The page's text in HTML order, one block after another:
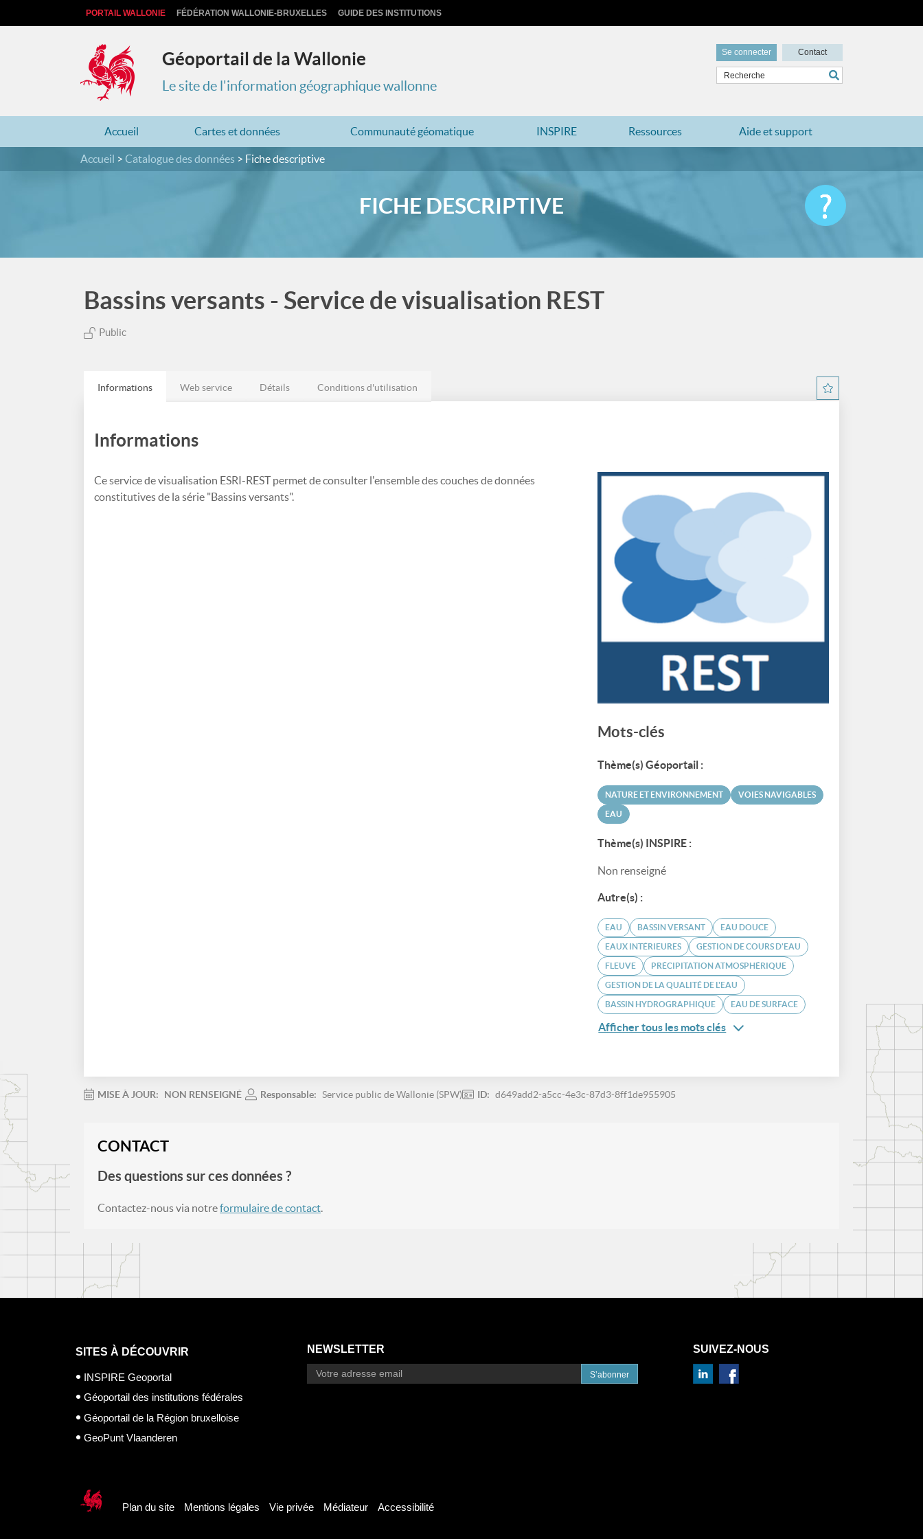
PORTAIL WALLONIE FÉDÉRATION WALLONIE-BRUXELLES GUIDE DES INSTITUTIONS
Géoportail de la Wallonie
Le site de l'information géographique wallonne
Se connecter Contact
Accueil Cartes et données Communauté géomatique INSPIRE Ressources Aide et support
Accueil Catalogue des données Fiche descriptive
FICHE DESCRIPTIVE
Bassins versants - Service de visualisation REST
Public
Informations Web service Détails Conditions d'utilisation
Informations
Ce service de visualisation ESRI-REST permet de consulter l'ensemble des couches de données
constitutives de la série "Bassins versants".
Mots-clés
Thème(s) Géoportail :
NATURE ET ENVIRONNEMENT VOIES NAVIGABLES
EAU
Thème(s) INSPIRE :
Non renseigné
Autre(s) :
EAU BASSIN VERSANT EAU DOUCE
EAUX INTÉRIEURES GESTION DE COURS D'EAU
FLEUVE PRÉCIPITATION ATMOSPHÉRIQUE
GESTION DE LA QUALITÉ DE L'EAU
BASSIN HYDROGRAPHIQUE EAU DE SURFACE
Afficher tous les mots clés
MISE À JOUR: NON RENSEIGNÉ Responsable: Service public de Wallonie (SPW) ID: d649add2-a5cc-4e3c-87d3-8ff1de955905
CONTACT
Des questions sur ces données ?
Contactez-nous via notreformulaire de contact.
SITES À DÉCOUVRIR
INSPIRE Geoportal
Géoportail des institutions fédérales
Géoportail de la Région bruxelloise
GeoPunt Vlaanderen
NEWSLETTER
S’abonner
SUIVEZ-NOUS
Plan du site Mentions légales Vie privée Médiateur Accessibilité